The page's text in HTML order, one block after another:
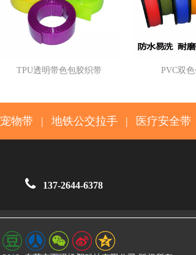
TPU透明带色包胶织带 PVC双
宠物带 | 地铁公交拉手 | 医疗安全带
 137-2644-6378